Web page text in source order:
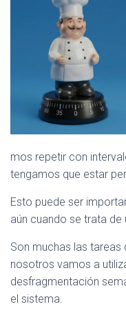
mos repetir con
tengamos que estar
Esto puede ser
aún cuando se trata de
Son muchas las
nosotros vamos a
desfragmentación
el sistema.